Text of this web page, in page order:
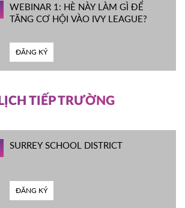
WEBINAR 1: HÈ NÀY LÀM GÌ ĐỂ
TĂNG CƠ HỘI VÀO IVY LEAGUE?
ĐĂNG KÝ
LỊCH TIẾP TRƯỜNG
SURREY SCHOOL DISTRICT
ĐĂNG KÝ